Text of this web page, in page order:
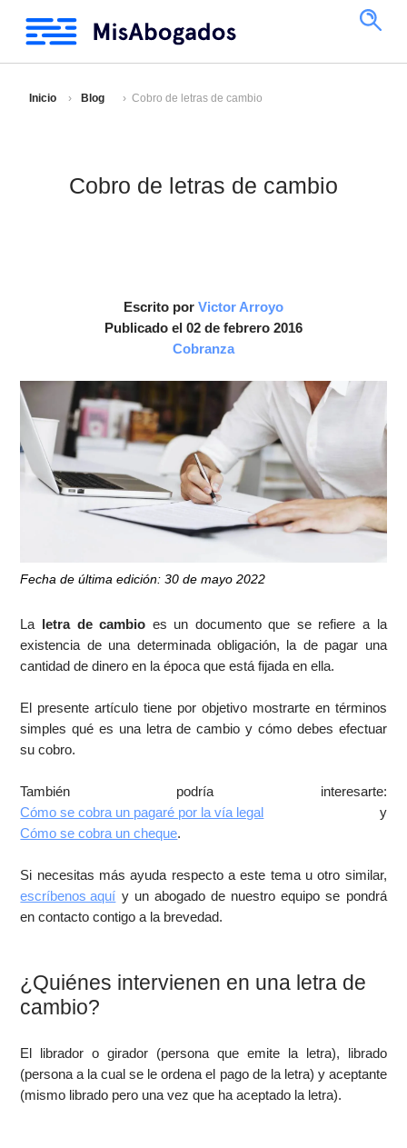
Inicio Blog Cobro de letras de cambio
Cobro de letras de cambio
Escrito por Victor Arroyo
Publicado el 02 de febrero 2016
Cobranza
Fecha de última edición: 30 de mayo 2022
La letra de cambio es un documento que se refiere a la
existencia de una determinada obligación, la de pagar una
cantidad de dinero en la época que está fijada en ella.
El presente artículo tiene por objetivo mostrarte en términos
simples qué es una letra de cambio y cómo debes efectuar
su cobro.
También podría interesarte:
Cómo se cobra un pagaré por la vía legal y
Cómo se cobra un cheque.
Si necesitas más ayuda respecto a este tema u otro similar,
escríbenos aquí y un abogado de nuestro equipo se pondrá
en contacto contigo a la brevedad.
¿Quiénes intervienen en una letra de
cambio?
El librador o girador (persona que emite la letra), librado
(persona a la cual se le ordena el pago de la letra) y aceptante
(mismo librado pero una vez que ha aceptado la letra).